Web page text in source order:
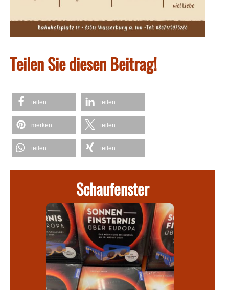
Teilen Sie diesen Beitrag!
teilen teilen
merken teilen
teilen teilen
Schaufenster